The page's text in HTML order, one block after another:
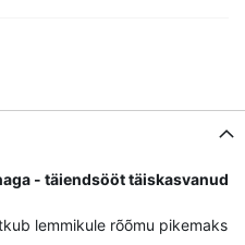
- täiendsööt täiskasvanud
lemmikule rõõmu pikemaks